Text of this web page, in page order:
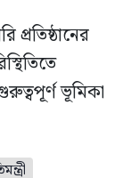
প্রতিষ্ঠানের
ভূমিকা